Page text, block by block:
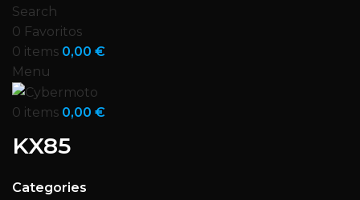
Search
0 Favoritos
0 items 0,00 €
Menu
0 items 0,00 €
KX85
Categories